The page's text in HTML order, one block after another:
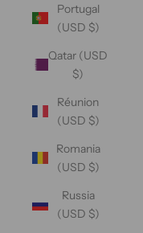
Portugal
(USD $)
Qatar (USD
$)
Réunion
(USD $)
Romania
(USD $)
Russia
(USD $)